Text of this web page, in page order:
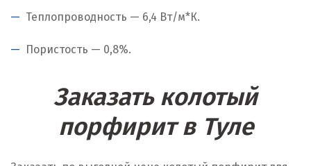
Теплопроводность — 6,4 Вт/м*К.
Пористость — 0,8%.
Заказать колотый
порфирит в Туле